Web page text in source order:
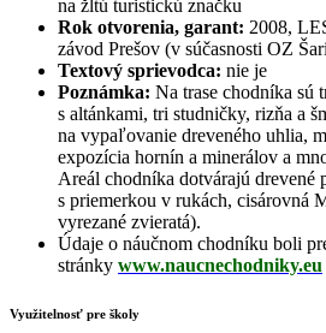
na žltú turistickú značku
Rok otvorenia, garant: 2008,
závod Prešov (v súčasnosti OZ
Textový sprievodca: nie je
Poznámka: Na trase chodníka sú
s altánkami, tri studničky, rizňa a
na vypaľovanie dreveného uhlia,
expozícia hornín a minerálov a
Areál chodníka dotvárajú drevené
s priemerkou v rukách, cisárovná
vyrezané zvieratá).
Údaje o náučnom chodníku boli
stránky www.naucnechodniky.eu
Využitelnosť pre školy